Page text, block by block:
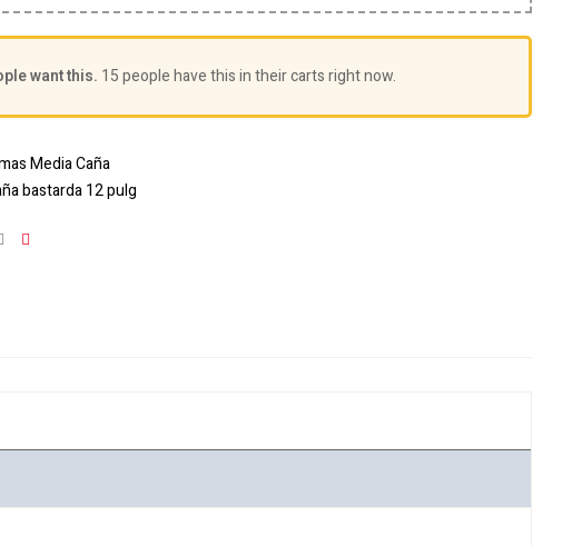
want this. 15 people have this in their carts right now.
Media Caña
bastarda 12 pulg
Google+Pinterest